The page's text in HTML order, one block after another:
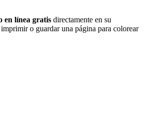
en línea gratis directamente en su
o guardar una página para colorear